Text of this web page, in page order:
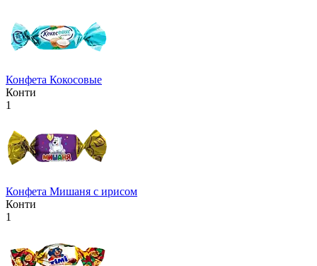
Конфета Кокосовые
Конти
1
Конфета Мишаня с ирисом
Конти
1